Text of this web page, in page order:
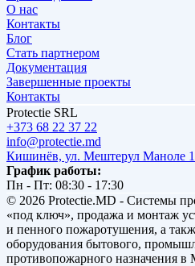
О нас
Контакты
Блог
Стать партнером
Документация
Завершенные проекты
Контакты
Protectie SRL
+373 68 22 37 22
info@protectie.md
Кишинёв, ул. Мештерул Маноле
График работы:
Пн - Пт: 08:30 - 17:30
© 2026 Protectie.MD - Системы
«под ключ», продажа и монтаж
и пенного пожаротушения, а
оборудования бытового,
противопожарного назначения в